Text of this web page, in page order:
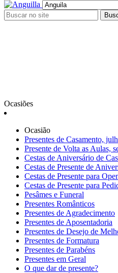
Ocasiões
Ocasião
Presentes de Casamento,
Presente de Volta as Aulas,
Cestas de Aniversário de
Cestas de Presente de
Cestas de Presente para
Cestas de Presente para
Pesâmes e Funeral
Presentes Românticos
Presentes de Agradecimento
Presentes de Aposentadoria
Presentes de Desejo de
Presentes de Formatura
Presentes de Parabéns
Presentes em Geral
O que dar de presente?